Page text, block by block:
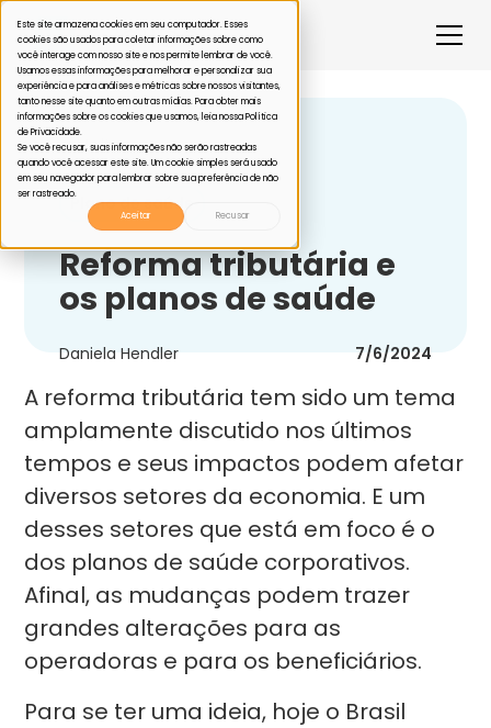
Este site armazena cookies em seu computador. Esses
cookies são usados para coletar informações sobre como
você interage com nosso site e nos permite lembrar de você.
Usamos essas informações para melhorar e personalizar sua
experiência e para análises e métricas sobre nossos visitantes,
tanto nesse site quanto em outras mídias. Para obter mais
informações sobre os cookies que usamos, leia nossa Política
de Privacidade.
Se você recusar, suas informações não serão rastreadas
quando você acessar este site. Um cookie simples será usado
em seu navegador para lembrar sobre sua preferência de não
ser rastreado.
Aceitar
Recusar
Voltar
Plano de saúde
Reforma tributária e
os planos de saúde
Daniela Hendler 7/6/2024
A reforma tributária tem sido um tema
amplamente discutido nos últimos
tempos e seus impactos podem afetar
diversos setores da economia. E um
desses setores que está em foco é o
dos planos de saúde corporativos.
Afinal, as mudanças podem trazer
grandes alterações para as
operadoras e para os beneficiários.
Para se ter uma ideia, hoje o Brasil